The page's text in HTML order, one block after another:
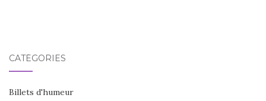
CATÉGORIES
Billets d'humeur